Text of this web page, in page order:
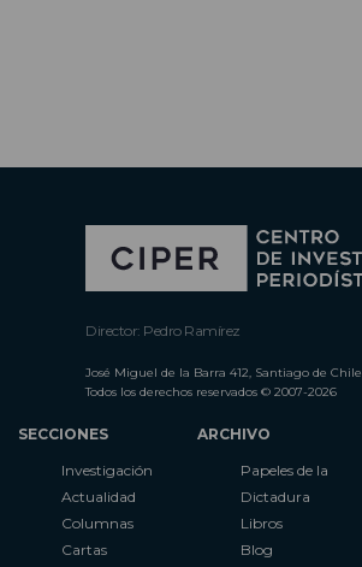
Director: Pedro Ramírez
José Miguel de la Barra 412, Santiago de Chile
Todos los derechos reservados © 2007-2026
SECCIONES
Investigación
Actualidad
Columnas
Cartas
ARCHIVO
Papeles de la
Dictadura
Libros
Blog